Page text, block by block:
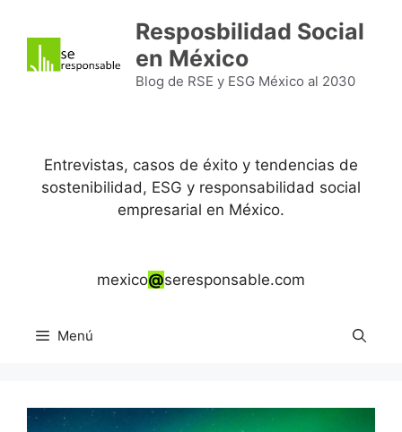
contenido
Resposbilidad Social
en México
Blog de RSE y ESG México al 2030
Entrevistas, casos de éxito y tendencias de
sostenibilidad, ESG y responsabilidad social
empresarial en México.
mexico@seresponsable.com
Menú